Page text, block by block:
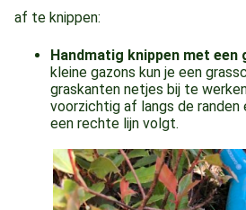
af te knippen:
Handmatig knippen met een
kleine gazons kun je een
graskanten netjes bij te
voorzichtig af langs de randen
een rechte lijn volgt.